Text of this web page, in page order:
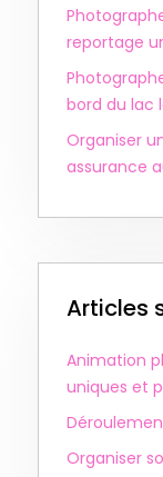
reportage
bord du lac
Organiser
assurance
Articles
Animation
uniques et
Organiser